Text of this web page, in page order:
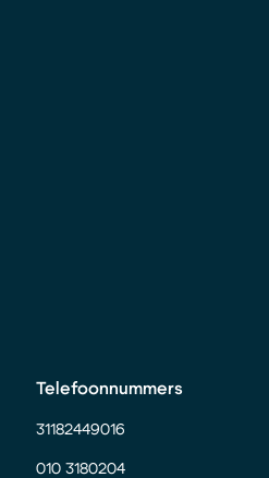
Telefoonnummers
31182449016
010 3180204